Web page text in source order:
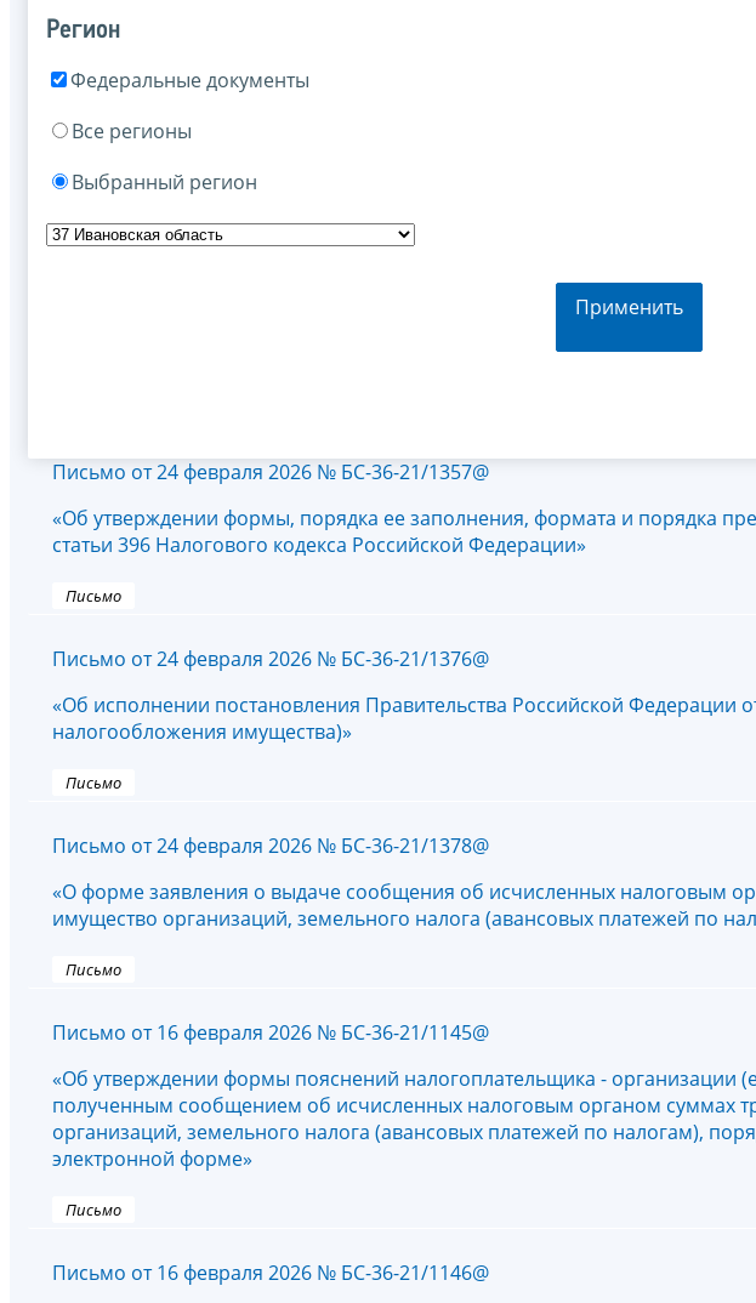
Регион
Федеральные документы
Все регионы
Выбранный регион
Применить
Письмо от 24 февраля 2026 № БС-36-21/1357@
«Об утверждении формы, порядка ее заполнения, формата и порядка
статьи 396 Налогового кодекса Российской Федерации»
Письмо
Письмо от 24 февраля 2026 № БС-36-21/1376@
«Об исполнении постановления Правительства Российской Федерации
налогообложения имущества)»
Письмо
Письмо от 24 февраля 2026 № БС-36-21/1378@
«О форме заявления о выдаче сообщения об исчисленных налоговым
имущество организаций, земельного налога (авансовых платежей по
Письмо
Письмо от 16 февраля 2026 № БС-36-21/1145@
«Об утверждении формы пояснений налогоплательщика - организации
полученным сообщением об исчисленных налоговым органом суммах
организаций, земельного налога (авансовых платежей по налогам),
электронной форме»
Письмо
Письмо от 16 февраля 2026 № БС-36-21/1146@